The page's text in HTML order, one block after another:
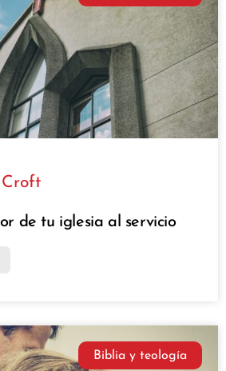
Croft
de tu iglesia al servicio
Biblia y teología